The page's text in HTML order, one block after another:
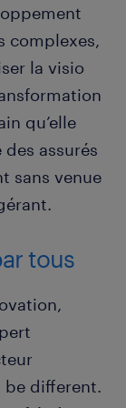
complexes,
la visio
qu’elle
assurés
sans venue
tous
be different.